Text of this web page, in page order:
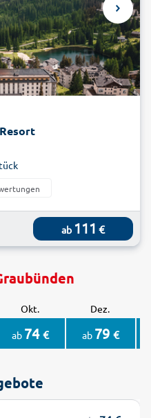
ab 111 €
Okt. Dez.
ab 74 € ab 79 €